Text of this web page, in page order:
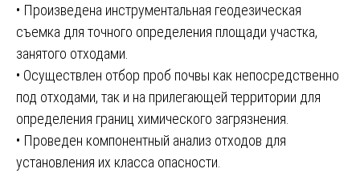
• Произведена инструментальная геодезическая
съемка для точного определения площади участка,
занятого отходами.
• Осуществлен отбор проб почвы как непосредственно
под отходами, так и на прилегающей территории для
определения границ химического загрязнения.
• Проведен компонентный анализ отходов для
установления их класса опасности.